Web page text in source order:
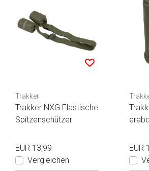
Trakker
Trakker NXG Elastische
Spitzenschützer
EUR 13,99
Vergleichen
EUR